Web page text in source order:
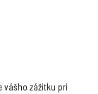
vášho zážitku pri